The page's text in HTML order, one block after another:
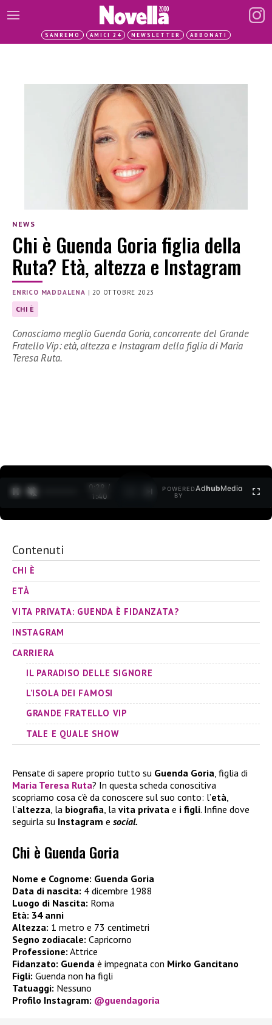
SANREMO AMICI 24 NEWSLETTER ABBONATI
NEWS
Chi è Guenda Goria figlia della
Ruta? Età, altezza e Instagram
ENRICO MADDALENA |20 OTTOBRE 2023
CHI È
Conosciamo meglio Guenda Goria, concorrente del Grande
Fratello Vip: età, altezza e Instagram della figlia di Maria
Teresa Ruta.
0:30 /
1:40
POWERED
BY
AdhubMedia
Contenuti
CHI È
ETÀ
VITA PRIVATA: GUENDA È FIDANZATA?
INSTAGRAM
CARRIERA
IL PARADISO DELLE SIGNORE
L’ISOLA DEI FAMOSI
GRANDE FRATELLO VIP
TALE E QUALE SHOW
Pensate di sapere proprio tutto su Guenda Goria , figlia di
Maria Teresa Ruta? In questa scheda conoscitiva
scopriamo cosa c’è da conoscere sul suo conto: l’età
l’altezza , la biografia , la vita privata e i figli. Infine dove
seguirla su Instagram e social.
Chi è Guenda Goria
Nome e Cognome: Guenda Goria
Data di nascita: 4 dicembre 1988
Luogo di Nascita: Roma
Età: 34 anni
Altezza: 1 metro e 73 centimetri
Segno zodiacale: Capricorno
Professione: Attrice
Fidanzato: Guenda è impegnata con Mirko Gancitano
Figli: Guenda non ha figli
Tatuaggi: Nessuno
Profilo Instagram: @guendagoria